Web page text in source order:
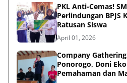
PKL Anti-Cemas!
Perlindungan BPJS
Ratusan Siswa
April 01, 2026
Company
Ponorogo, Doni
Pemahaman dan